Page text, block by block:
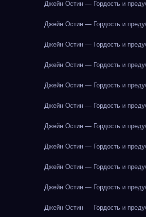
Джейн Остин — Гордость и
Джейн Остин — Гордость и
Джейн Остин — Гордость и
Джейн Остин — Гордость и
Джейн Остин — Гордость и
Джейн Остин — Гордость и
Джейн Остин — Гордость и
Джейн Остин — Гордость и
Джейн Остин — Гордость и
Джейн Остин — Гордость и
Джейн Остин — Гордость и